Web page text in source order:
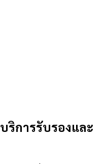
บริการรับรองและ